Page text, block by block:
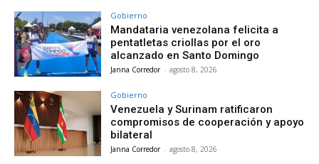
Gobierno
Mandataria venezolana felicita a
pentatletas criollas por el oro
alcanzado en Santo Domingo
Janna Corredor - agosto 8, 2026
Gobierno
Venezuela y Surinam ratificaron
compromisos de cooperación y apoyo
bilateral
Janna Corredor - agosto 8, 2026